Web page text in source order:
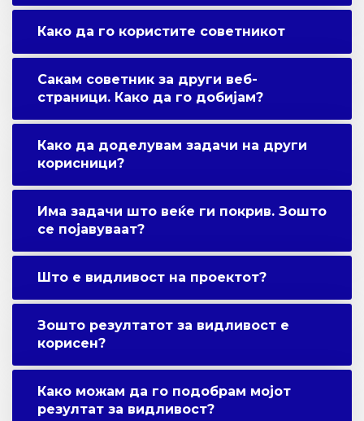
Како да го користите советникот
Сакам советник за други веб-
страници. Како да го добијам?
Како да доделувам задачи на други
корисници?
Има задачи што веќе ги покрив. Зошто
се појавуваат?
Што е видливост на проектот?
Зошто резултатот за видливост е
корисен?
Како можам да го подобрам мојот
резултат за видливост?